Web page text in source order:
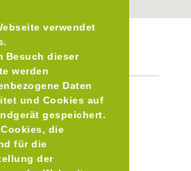
verwendet
Besuch dieser
werden
Daten
und Cookies auf
gespeichert.
die
für die
der
zur Übersicht
in Poing